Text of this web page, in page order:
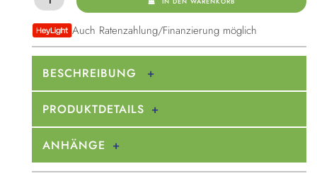
Auch Ratenzahlung/Finanzierung möglich
BESCHREIBUNG
PRODUKTDETAILS
ANHÄNGE